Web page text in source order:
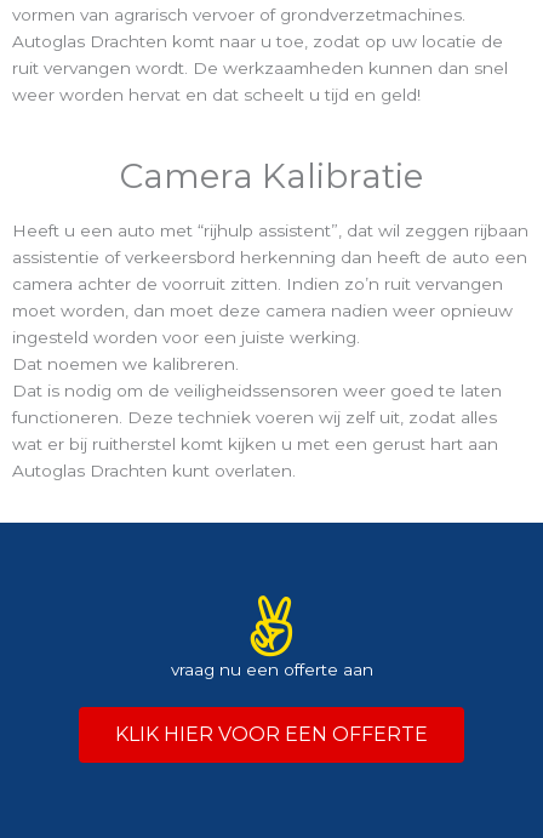
vormen van agrarisch vervoer of grondverzetmachines.
Autoglas Drachten komt naar u toe, zodat op uw locatie de
ruit vervangen wordt. De werkzaamheden kunnen dan snel
weer worden hervat en dat scheelt u tijd en geld!
Camera Kalibratie
Heeft u een auto met “rijhulp assistent”, dat wil zeggen rijbaan
assistentie of verkeersbord herkenning dan heeft de auto een
camera achter de voorruit zitten. Indien zo’n ruit vervangen
moet worden, dan moet deze camera nadien weer opnieuw
ingesteld worden voor een juiste werking.
Dat noemen we kalibreren.
Dat is nodig om de veiligheidssensoren weer goed te laten
functioneren. Deze techniek voeren wij zelf uit, zodat alles
wat er bij ruitherstel komt kijken u met een gerust hart aan
Autoglas Drachten kunt overlaten.
vraag nu een offerte aan
KLIK HIER VOOR EEN OFFERTE